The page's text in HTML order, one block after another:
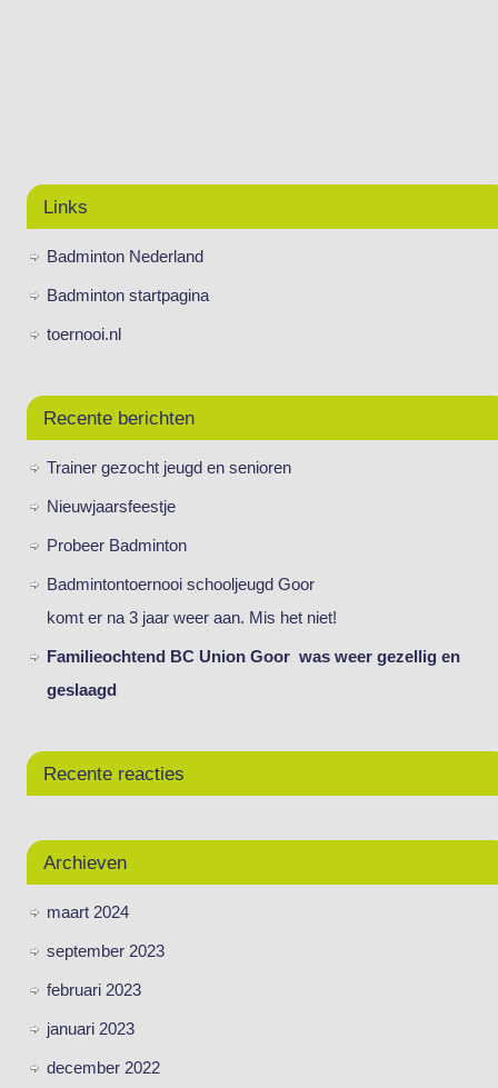
Links
Badminton Nederland
Badminton startpagina
toernooi.nl
Recente berichten
Trainer gezocht jeugd en senioren
Nieuwjaarsfeestje
Probeer Badminton
Badmintontoernooi schooljeugd Goor
komt er na 3 jaar weer aan. Mis het niet!
Familieochtend BC Union Goor was weer gezellig en
geslaagd
Recente reacties
Archieven
maart 2024
september 2023
februari 2023
januari 2023
december 2022